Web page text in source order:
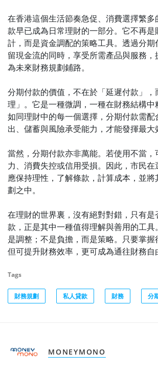
在香港這個生活節奏急促、消費選擇繁
款早已成為日常理財的一部分。它不再是
計，而是資金調配的策略工具。透過分
留現金流的同時，享受所需產品與服務
為未來財務規劃鋪路。
分期付款的價值，不在於「延遲付款」，
理」。它是一種微調，一種在財務結構中
如同理財中的每一個選擇，分期付款需配
出、儲蓄與風險承受能力，才能發揮最大
當然，分期付款亦非萬能。若使用不當，
力、消費失控或信用受損。因此，市民在
應保持理性，了解條款，計算成本，並
劃之中。
在理財的世界裏，沒有絕對對錯，只有
款，正是其中一種值得理解與善用的工
是調整；不是負擔，而是策略。只要掌
但可提升財務效率，更可成為通往財務自
Tags
財務規劃 私人貸款 財務 分
MONEYMONO